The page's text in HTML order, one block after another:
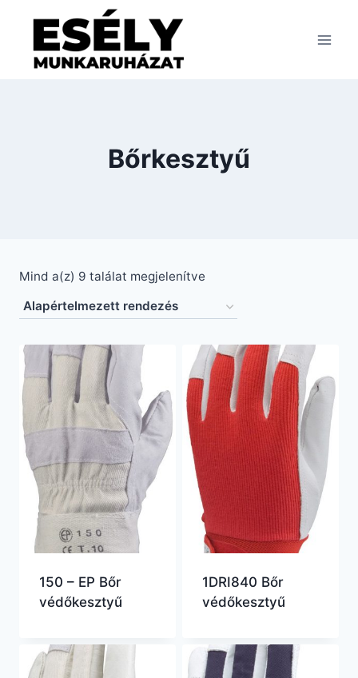
content
Bőrkesztyű
Mind a(z) 9 találat megjelenítve
150 – EP Bőr
védőkesztyű
1DRI840 Bőr
védőkesztyű